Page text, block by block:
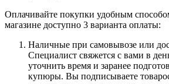
Оплачивайте покупки удобным
магазине доступно 3 варианта оплаты:
Наличные при самовывозе или
Специалист свяжется с вами в
уточнить время и заранее
купюры. Вы подписываете